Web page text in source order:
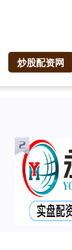
炒股配资网